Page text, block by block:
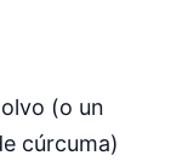
(o un
cúrcuma)